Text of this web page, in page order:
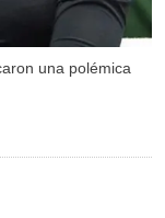
una polémica